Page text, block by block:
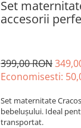
Set
accesorii
399,00 RON
Economisesti:
Set maternitate
bebelușului. Ideal
transportat.